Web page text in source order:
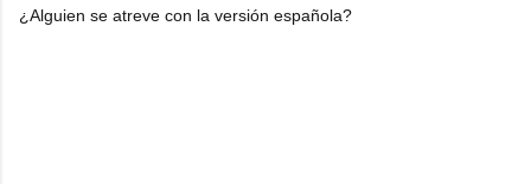
¿Alguien se atreve con la versión española?